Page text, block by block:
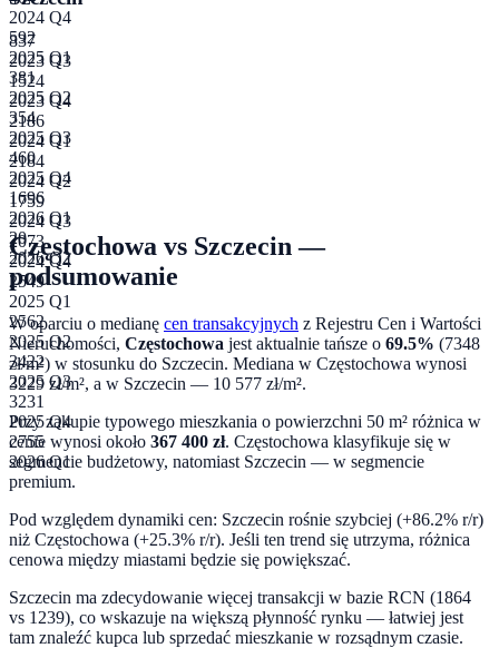
2024 Q4
592
2025 Q1
381
2025 Q2
354
2025 Q3
460
2025 Q4
1696
2026 Q1
20
2026 Q2
837
2023 Q3
1524
2023 Q4
2186
2024 Q1
2184
2024 Q2
1759
2024 Q3
2073
2024 Q4
2549
2025 Q1
2562
2025 Q2
3422
2025 Q3
3231
2025 Q4
2755
2026 Q1
Częstochowa vs Szczecin —
podsumowanie
W oparciu o medianę cen transakcyjnych z Rejestru Cen i Wartości
Nieruchomości, Częstochowa jest aktualnie tańsze o 69.5% (7348
zł/m²) w stosunku do Szczecin. Mediana w Częstochowa wynosi
3229 zł/m², a w Szczecin — 10 577 zł/m².
Przy zakupie typowego mieszkania o powierzchni 50 m² różnica w
cenie wynosi około 367 400 zł. Częstochowa klasyfikuje się w
segmencie budżetowy, natomiast Szczecin — w segmencie
premium.
Pod względem dynamiki cen: Szczecin rośnie szybciej (+86.2% r/r)
niż Częstochowa (+25.3% r/r). Jeśli ten trend się utrzyma, różnica
cenowa między miastami będzie się powiększać.
Szczecin ma zdecydowanie więcej transakcji w bazie RCN (1864
vs 1239), co wskazuje na większą płynność rynku — łatwiej jest
tam znaleźć kupca lub sprzedać mieszkanie w rozsądnym czasie.